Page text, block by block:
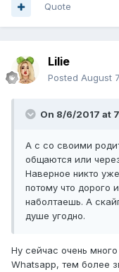
Quote
Lilie
Posted August
On 8/6/2017 at
А с со своими
общаются или
Наверное никто
потому что дорого
наболтаешь. А
душе угодно.
Ну сейчас очень
Whatsapp, тем более